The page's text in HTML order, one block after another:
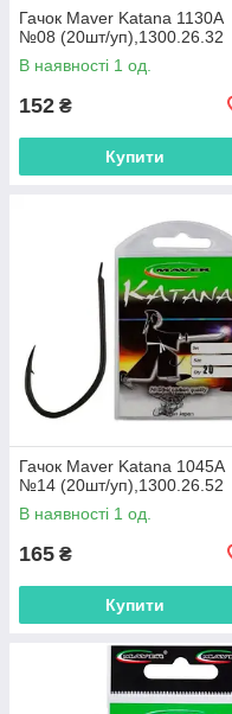
Гачок Maver Katana 1130A
№08 (20шт/уп),1300.26.32
В наявності 1 од.
152 ₴
Купити
Гачок Maver Katana 1045A
№14 (20шт/уп),1300.26.52
В наявності 1 од.
165 ₴
Купити